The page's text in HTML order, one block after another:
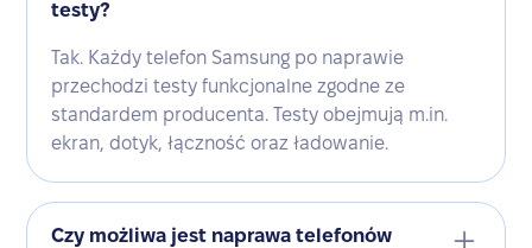
testy?
Tak. Każdy telefon Samsung po naprawie
przechodzi testy funkcjonalne zgodne ze
standardem producenta. Testy obejmują m.in.
ekran, dotyk, łączność oraz ładowanie.
Czy możliwa jest naprawa telefonów